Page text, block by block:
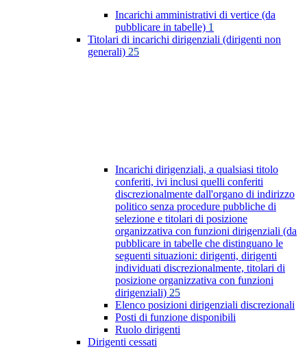
Incarichi amministrativi di vertice (da
pubblicare in tabelle) 1
Titolari di incarichi dirigenziali (dirigenti non
generali) 25
Incarichi dirigenziali, a qualsiasi titolo
conferiti, ivi inclusi quelli conferiti
discrezionalmente dall'organo di indirizzo
politico senza procedure pubbliche di
selezione e titolari di posizione
organizzativa con funzioni dirigenziali (da
pubblicare in tabelle che distinguano le
seguenti situazioni: dirigenti, dirigenti
individuati discrezionalmente, titolari di
posizione organizzativa con funzioni
dirigenziali) 25
Elenco posizioni dirigenziali discrezionali
Posti di funzione disponibili
Ruolo dirigenti
Dirigenti cessati